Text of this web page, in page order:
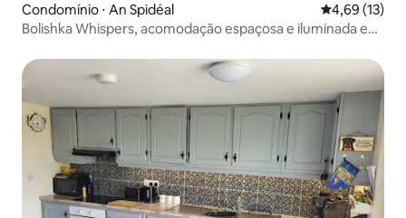
Condomínio ⋅ An Spidéal 4,69 de uma
4,69 (13)
Bolishka Whispers, acomodação espaçosa e iluminada em